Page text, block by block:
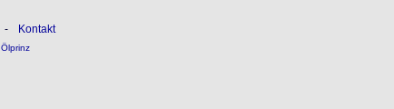
- Kontakt
Ölprinz